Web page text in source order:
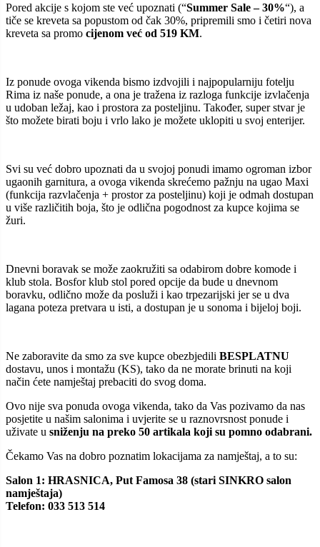
Pored akcije s kojom ste već upoznati (“Summer Sale – 30%“), a
tiče se kreveta sa popustom od čak 30%, pripremili smo i četiri nova
kreveta sa promo cijenom već od 519 KM.
Iz ponude ovoga vikenda bismo izdvojili i najpopularniju fotelju
Rima iz naše ponude, a ona je tražena iz razloga funkcije izvlačenja
u udoban ležaj, kao i prostora za posteljinu. Također, super stvar je
što možete birati boju i vrlo lako je možete uklopiti u svoj enterijer.
Svi su već dobro upoznati da u svojoj ponudi imamo ogroman izbor
ugaonih garnitura, a ovoga vikenda skrećemo pažnju na ugao Maxi
(funkcija razvlačenja + prostor za posteljinu) koji je odmah dostupan
u više različitih boja, što je odlična pogodnost za kupce kojima se
žuri.
Dnevni boravak se može zaokružiti sa odabirom dobre komode i
klub stola. Bosfor klub stol pored opcije da bude u dnevnom
boravku, odlično može da posluži i kao trpezarijski jer se u dva
lagana poteza pretvara u isti, a dostupan je u sonoma i bijeloj boji.
Ne zaboravite da smo za sve kupce obezbjedili BESPLATNU
dostavu, unos i montažu (KS), tako da ne morate brinuti na koji
način ćete namještaj prebaciti do svog doma.
Ovo nije sva ponuda ovoga vikenda, tako da Vas pozivamo da nas
posjetite u našim salonima i uvjerite se u raznovrsnost ponude i
uživate u sniženju na preko 50 artikala koji su pomno odabrani.
Čekamo Vas na dobro poznatim lokacijama za namještaj, a to su:
Salon 1: HRASNICA, Put Famosa 38 (stari SINKRO salon
namještaja)
Telefon: 033 513 514